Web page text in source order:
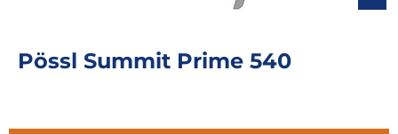
Pössl Summit Prime 540